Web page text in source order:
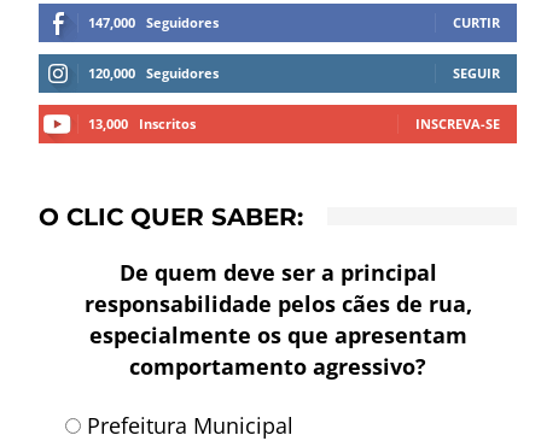
147,000 Seguidores CURTIR
120,000 Seguidores SEGUIR
13,000 Inscritos INSCREVA-SE
O CLIC QUER SABER:
De quem deve ser a principal
responsabilidade pelos cães de rua,
especialmente os que apresentam
comportamento agressivo?
Prefeitura Municipal